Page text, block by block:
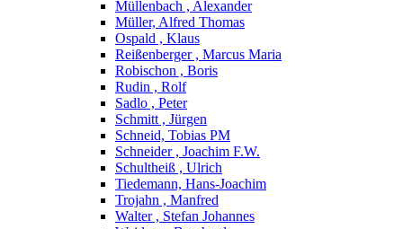
Müllenbach , Alexander
Müller, Alfred Thomas
Ospald , Klaus
Reißenberger , Marcus Maria
Robischon , Boris
Rudin , Rolf
Sadlo , Peter
Schmitt , Jürgen
Schneid, Tobias PM
Schneider , Joachim F.W.
Schultheiß , Ulrich
Tiedemann, Hans-Joachim
Trojahn , Manfred
Walter , Stefan Johannes